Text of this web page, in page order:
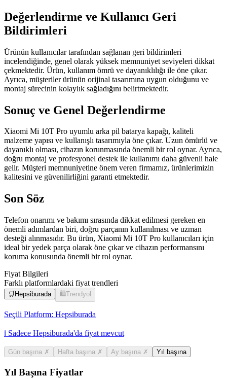
Değerlendirme ve Kullanıcı Geri
Bildirimleri
Ürünün kullanıcılar tarafından sağlanan geri bildirimleri
incelendiğinde, genel olarak yüksek memnuniyet seviyeleri dikkat
çekmektedir. Ürün, kullanım ömrü ve dayanıklılığı ile öne çıkar.
Ayrıca, müşteriler ürünün orijinal tasarımına uygun olduğunu ve
montaj sürecinin kolaylık sağladığını belirtmektedir.
Sonuç ve Genel Değerlendirme
Xiaomi Mi 10T Pro uyumlu arka pil batarya kapağı, kaliteli
malzeme yapısı ve kullanışlı tasarımıyla öne çıkar. Uzun ömürlü ve
dayanıklı olması, cihazın korunmasında önemli bir rol oynar. Ayrıca,
doğru montaj ve profesyonel destek ile kullanımı daha güvenli hale
gelir. Müşteri memnuniyetine önem veren firmamız, ürünlerimizin
kalitesini ve güvenilirliğini garanti etmektedir.
Son Söz
Telefon onarımı ve bakımı sırasında dikkat edilmesi gereken en
önemli adımlardan biri, doğru parçanın kullanılması ve uzman
desteği alınmasıdır. Bu ürün, Xiaomi Mi 10T Pro kullanıcıları için
ideal bir yedek parça olarak öne çıkar ve cihazın performansını
koruma konusunda önemli bir rol oynar.
Fiyat Bilgileri
Farklı platformlardaki fiyat trendleri
🛒 Hepsiburada 🛍️Trendyol
Seçili Platform: Hepsiburada
ℹ️ Sadece Hepsiburada'da fiyat mevcut
Gün başına ✗ Hafta başına ✗ Ay başına ✗ Yıl başına
Yıl Başına Fiyatlar